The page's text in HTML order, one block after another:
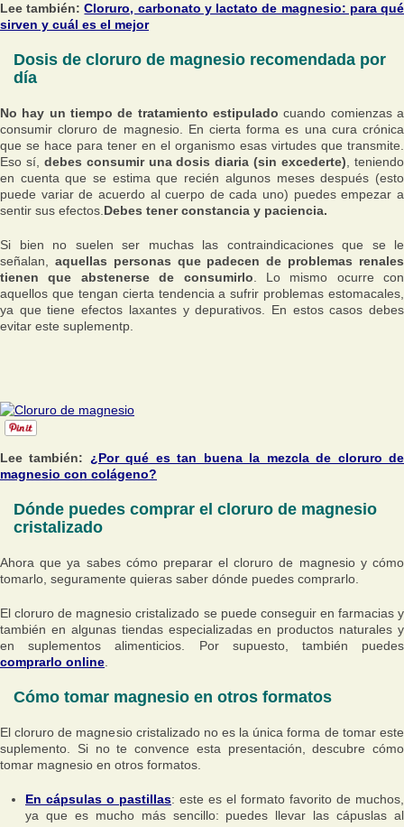
Lee también:Cloruro, carbonato y lactato de magnesio: para qué
sirven y cuál es el mejor
Dosis de cloruro de magnesio recomendada por
día
No hay un tiempo de tratamiento estipulado cuando comienzas a
consumir cloruro de magnesio. En cierta forma es una cura crónica
que se hace para tener en el organismo esas virtudes que transmite.
Eso sí, debes consumir una dosis diaria (sin excederte) , teniendo
en cuenta que se estima que recién algunos meses después (esto
puede variar de acuerdo al cuerpo de cada uno) puedes empezar a
sentir sus efectos. Debes tener constancia y paciencia.
Si bien no suelen ser muchas las contraindicaciones que se le
señalan,
aquellas personas que padecen de problemas renales
tienen que abstenerse de consumirlo . Lo mismo ocurre con
aquellos que tengan cierta tendencia a sufrir problemas estomacales,
ya que tiene efectos laxantes y depurativos. En estos casos debes
evitar este suplementp.
Lee también: ¿Por qué es tan buena la mezcla de cloruro de
magnesio con colágeno?
Dónde puedes comprar el cloruro de magnesio
cristalizado
Ahora que ya sabes cómo preparar el cloruro de magnesio y cómo
tomarlo, seguramente quieras saber dónde puedes comprarlo.
El cloruro de magnesio cristalizado se puede conseguir en farmacias y
también en algunas tiendas especializadas en productos naturales y
en suplementos alimenticios. Por supuesto, también puedes
comprarlo online
Cómo tomar magnesio en otros formatos
El cloruro de magnesio cristalizado no es la única forma de tomar este
suplemento. Si no te convence esta presentación, descubre cómo
tomar magnesio en otros formatos.
En cápsulas o pastillas: este es el formato favorito de muchos,
ya que es mucho más sencillo: puedes llevar las cápuslas al